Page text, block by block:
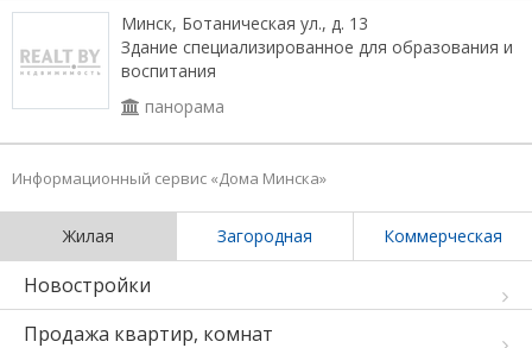
Минск, Ботаническая ул., д. 13
Здание специализированное для образования и
воспитания
панорама
Информационный сервис «Дома Минска»
Жилая Загородная Коммерческая
Новостройки
Продажа квартир, комнат